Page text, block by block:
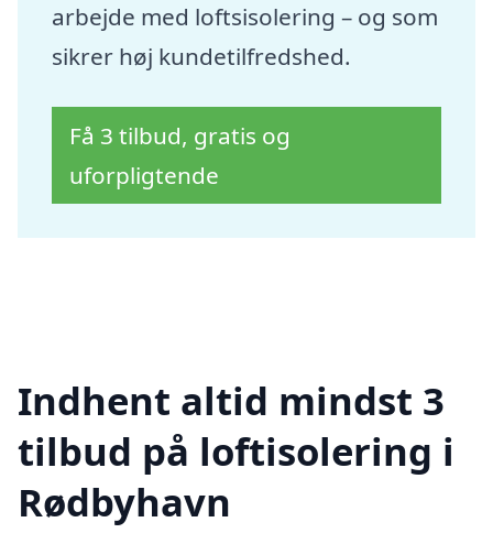
arbejde med loftsisolering – og som
sikrer høj kundetilfredshed.
Få 3 tilbud, gratis og
uforpligtende
Indhent altid mindst 3
tilbud på loftisolering i
Rødbyhavn